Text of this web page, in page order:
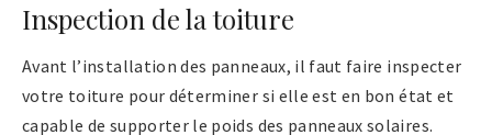
Inspection de la toiture
Avant l’installation des panneaux, il faut faire inspecter
votre toiture pour déterminer si elle est en bon état et
capable de supporter le poids des panneaux solaires.